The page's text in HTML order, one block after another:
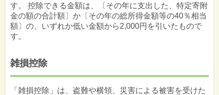
す。 控除できる金額は、〔その年に支出した、特定寄附
金の額の合計額〕か〔その年の総所得金額等の40％相当
額〕の、いずれか低い金額から2,000円を引いたもので
す。
雑損控除
「雑損控除」は、盗難や横領、災害による被害を受けた